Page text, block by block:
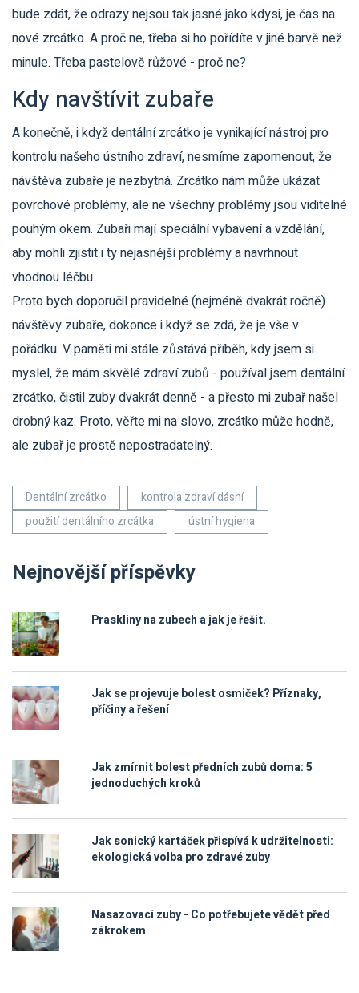
bude zdát, že odrazy nejsou tak jasné jako kdysi, je čas na
nové zrcátko. A proč ne, třeba si ho pořídíte v jiné barvě než
minule. Třeba pastelově růžové - proč ne?
Kdy navštívit zubaře
A konečně, i když dentální zrcátko je vynikající nástroj pro
kontrolu našeho ústního zdraví, nesmíme zapomenout, že
návštěva zubaře je nezbytná. Zrcátko nám může ukázat
povrchové problémy, ale ne všechny problémy jsou viditelné
pouhým okem. Zubaři mají speciální vybavení a vzdělání,
aby mohli zjistit i ty nejasnější problémy a navrhnout
vhodnou léčbu.
Proto bych doporučil pravidelné (nejméně dvakrát ročně)
návštěvy zubaře, dokonce i když se zdá, že je vše v
pořádku. V paměti mi stále zůstává příběh, kdy jsem si
myslel, že mám skvělé zdraví zubů - používal jsem dentální
zrcátko, čistil zuby dvakrát denně - a přesto mi zubař našel
drobný kaz. Proto, věřte mi na slovo, zrcátko může hodně,
ale zubař je prostě nepostradatelný.
Dentální zrcátko
kontrola zdraví dásní
použití dentálního zrcátka
ústní hygiena
Nejnovější příspěvky
Praskliny na zubech a jak je řešit.
Jak se projevuje bolest osmiček? Příznaky,
příčiny a řešení
Jak zmírnit bolest předních zubů doma: 5
jednoduchých kroků
Jak sonický kartáček přispívá k udržitelnosti:
ekologická volba pro zdravé zuby
Nasazovací zuby - Co potřebujete vědět před
zákrokem